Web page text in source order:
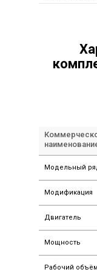
Модельный
Модификация
Двигатель
Мощность
Рабочий